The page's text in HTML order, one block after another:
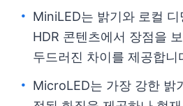
MiniLED는 밝기와 로컬
HDR 콘텐츠에서 장점을
두드러진 차이를 제공합니
MicroLED는 가장 강한 밝